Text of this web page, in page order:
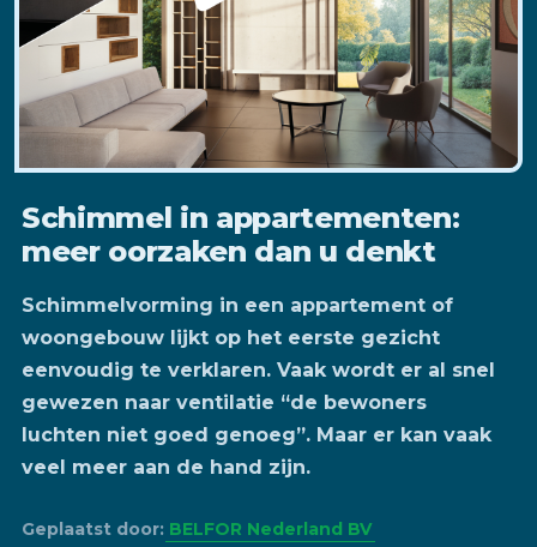
Schimmel in appartementen:
meer oorzaken dan u denkt
Schimmelvorming in een appartement of
woongebouw lijkt op het eerste gezicht
eenvoudig te verklaren. Vaak wordt er al snel
gewezen naar ventilatie “de bewoners
luchten niet goed genoeg”. Maar er kan vaak
veel meer aan de hand zijn.
Geplaatst door: BELFOR Nederland BV